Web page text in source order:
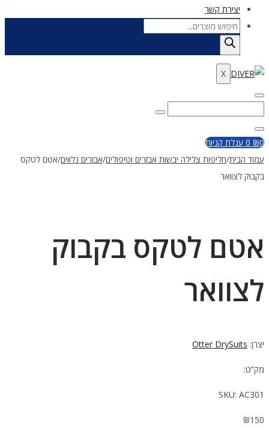
יצירת קשר
Products
search
X
Enter
Keywordfor:
Close
₪0
0 עגלת קניות
עמוד הבית/חליפות צלילה יבשות אבזרים וטיפולים/אבזרים נלווים/אטם לטקס
בקבוק לצוואר
אטם לטקס בקבוק
לצוואר
יצרן: Otter DrySuits
מק”ט:
SKU: AC301
₪150